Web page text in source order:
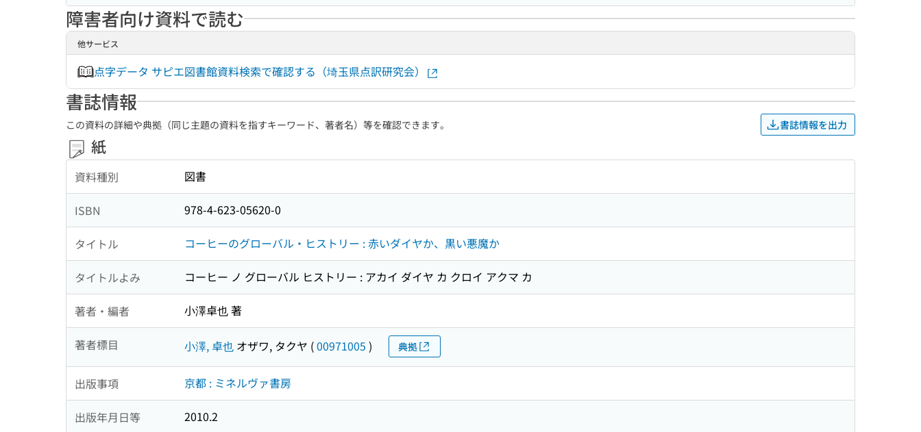
障害者向け資料で読む
他サービス
点字データ サピエ図書館資料検索で確認する（埼玉県点訳研究会）
書誌情報
この資料の詳細や典拠（同じ主題の資料を指すキーワード、著者名）等を確認できます。 書誌情報を出力
紙
資料種別 図書
ISBN 978-4-623-05620-0
タイトル コーヒーのグローバル・ヒストリー : 赤いダイヤか、黒い悪魔か
タイトルよみ コーヒー ノ グローバル ヒストリー : アカイ ダイヤ カ クロイ アクマ カ
著者・編者 小澤卓也 著
著者標目 小澤, 卓也 オザワ, タクヤ (00971005 ) 典拠
出版事項 京都 : ミネルヴァ書房
出版年月日等 2010.2